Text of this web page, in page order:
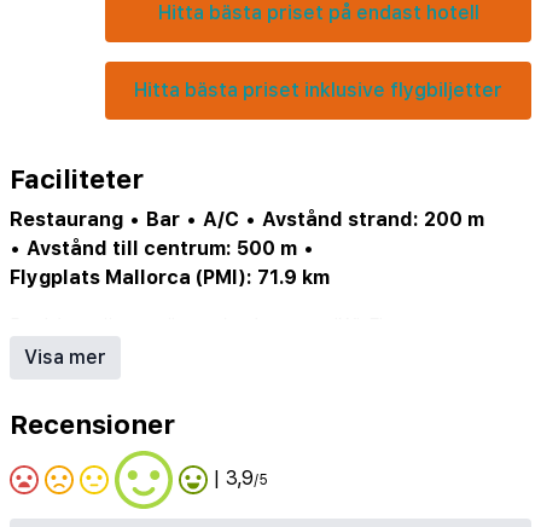
Hitta bästa priset på endast hotell
Hitta bästa priset inklusive flygbiljetter
Faciliteter
Restaurang • Bar • A/C • Avstånd strand: 200 m
• Avstånd till centrum: 500 m •
Flygplats Mallorca (PMI): 71.9 km
Restaurang
Hotellbar•Möjlighet till All Inclusive
Visa mer
Recensioner
| 3,9/5